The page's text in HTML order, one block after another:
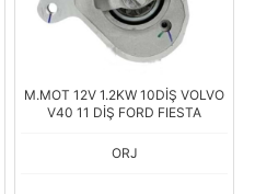
M.MOT 12V 1.2KW 10DİŞ VOLVO
V40 11 DİŞ FORD FIESTA
ORJ